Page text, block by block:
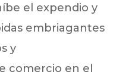
el expendio y
embriagantes
y
comercio en el